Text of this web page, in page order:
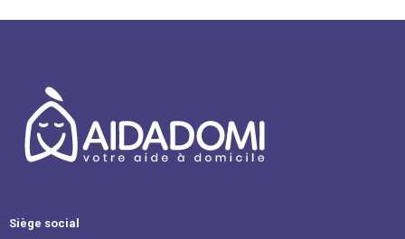
Siège social